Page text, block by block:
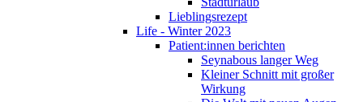
Lieblingsrezept
Life - Winter 2023
Patient:innen berichten
Seynabous langer Weg
Kleiner Schnitt mit großer
Wirkung